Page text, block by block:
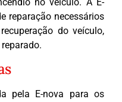
reparação necessários
do veículo,
pela E-nova para os